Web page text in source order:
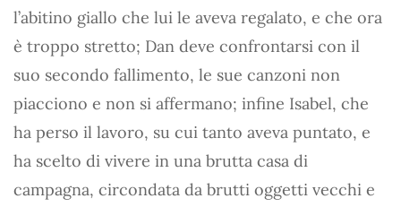
l’abitino giallo che lui le aveva regalato, e che ora
è troppo stretto; Dan deve confrontarsi con il
suo secondo fallimento, le sue canzoni non
piacciono e non si affermano; infine Isabel, che
ha perso il lavoro, su cui tanto aveva puntato, e
ha scelto di vivere in una brutta casa di
campagna, circondata da brutti oggetti vecchi e